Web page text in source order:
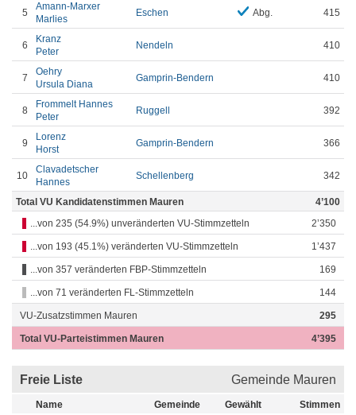
5
Amann-Marxer
Marlies
Eschen Abg. 415
6
Kranz
Peter
Nendeln 410
7
Oehry
Ursula Diana
Gamprin-Bendern 410
8
Frommelt Hannes
Peter
Ruggell 392
9
Lorenz
Horst
Gamprin-Bendern 366
10
Clavadetscher
Hannes
Schellenberg 342
Total VU Kandidatenstimmen Mauren
4’100
...von 235 (54.9%) unveränderten VU-Stimmzetteln
2’350
...von 193 (45.1%) veränderten VU-Stimmzetteln 1’437
...von 357 veränderten FBP-Stimmzetteln 169
...von 71 veränderten FL-Stimmzetteln 144
VU-Zusatzstimmen Mauren 295
Total VU-Parteistimmen Mauren 4’395
Freie Liste Gemeinde Mauren
Name Gemeinde Gewählt Stimmen